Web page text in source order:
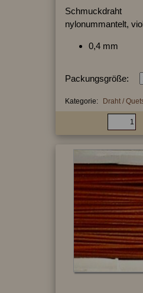
Schmuckdraht
nylonummantelt,
0,4 mm
Packungsgröße:
Kategorie: Draht /